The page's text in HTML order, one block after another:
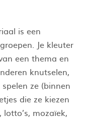
is een
Je kleuter
een thema en
knutselen,
ze (binnen
die ze kiezen
mozaïek,